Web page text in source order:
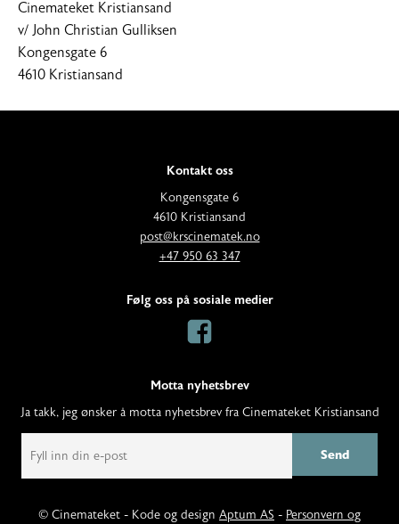
Cinemateket Kristiansand
v/ John Christian Gulliksen
Kongensgate 6
4610 Kristiansand
Kontakt oss
A
d
d
r
s
Kongensgate 6
4610 Kristiansand
E
s
post@krscinematek.no
T
l
:
+47 950 63 347
Følg oss på sosiale medier
Motta nyhetsbrev
Ja takk, jeg ønsker å motta nyhetsbrev fra Cinemateket Kristiansand
i
© Cinemateket - Kode og design Aptum AS - Personvern og